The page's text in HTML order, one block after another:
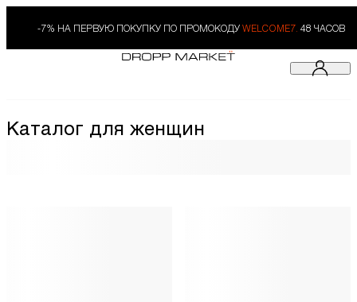
-7% НА ПЕРВУЮ ПОКУПКУ ПО ПРОМОКОДУ WELCOME7. 48 ЧАСОВ
Каталог для женщин